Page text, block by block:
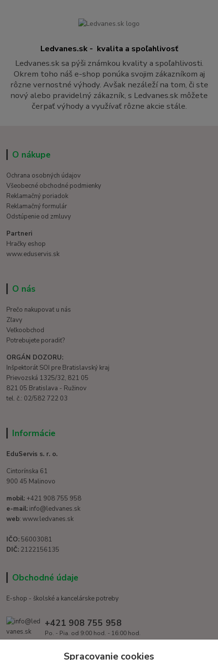
Ledvanes.sk - kvalita a spoľahlivosť
Ledvanes.sk sa pýši známkou kvality a spoľahlivosti.
Okrem toho náš e-shop ponúka svojim zákazníkom aj
rôzne vernostné výhody. Avšak nezáleží na tom, či ste
nový alebo pravidelný zákazník, s Ledvanes.sk môžete
čerpať výhody a využívať rôzne akcie stále.
O nákupe
Ochrana osobných údajov
Všeobecné obchodné podmienky
Reklamačný poriadok
Reklamačný formulár
Odstúpenie od zmluvy
Partneri
Hračky eshop
www.eduservis.sk
O nás
Prečo nakupovať u nás
Zľavy
Veľkoobchod
Potrebujete poradiť?
ORGÁN DOZORU:
Inšpektorát SOI pre Bratislavský kraj
Prievozská 1325/32, 821 05
821 05 Bratislava - Ružinov
tel. č.: 02/582 722 03
Informácie
EduServis s. r. o.
Cintorínska 61
900 45 Malinovo
mobil: +421 908 755 958
e-mail: info@ledvanes.sk
web: www.ledvanes.sk
IČO: 56003081
DIČ: 2122156135
Obchodné údaje
E-shop - školské a kancelárske potreby
+421 908 755 958
Po. - Pia. od 9:00 hod. - 16:00 hod.
info@ledvanes.skSpracovanie cookies